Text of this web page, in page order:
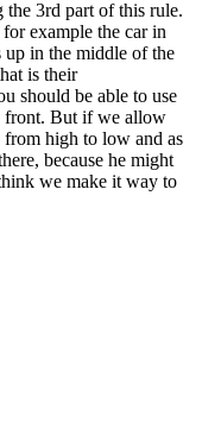
the 3rd part of this rule.
example the car in
up in the middle of the
is their
should be able to use
front. But if we allow
from high to low and as
because he might
we make it way to